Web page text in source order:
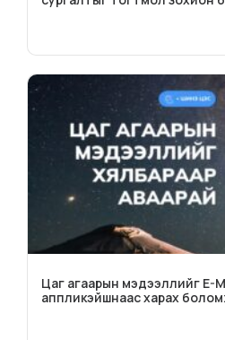
Цаг агаарын мэдээллийг E-
аппликэйшнаас харах